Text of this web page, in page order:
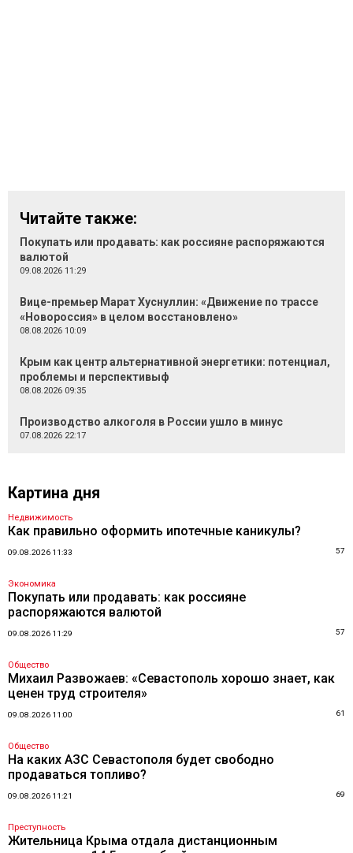
Читайте также:
Покупать или продавать: как россияне распоряжаются
валютой
09.08.2026 11:29
Вице-премьер Марат Хуснуллин: «Движение по трассе
«Новороссия» в целом восстановлено»
08.08.2026 10:09
Крым как центр альтернативной энергетики: потенциал,
проблемы и перспективыф
08.08.2026 09:35
Производство алкоголя в России ушло в минус
07.08.2026 22:17
Картина дня
Недвижимость
Как правильно оформить ипотечные каникулы?
09.08.2026 11:33 57
Экономика
Покупать или продавать: как россияне
распоряжаются валютой
09.08.2026 11:29 57
Общество
Михаил Развожаев: «Севастополь хорошо знает, как
ценен труд строителя»
09.08.2026 11:00 61
Общество
На каких АЗС Севастополя будет свободно
продаваться топливо?
09.08.2026 11:21 69
Преступность
Жительница Крыма отдала дистанционным